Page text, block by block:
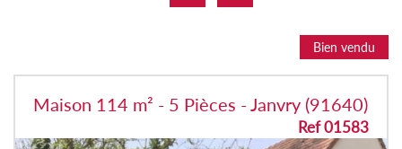
Bien vendu
Maison 114 m² - 5 Pièces - Janvry (91640)
Ref 01583